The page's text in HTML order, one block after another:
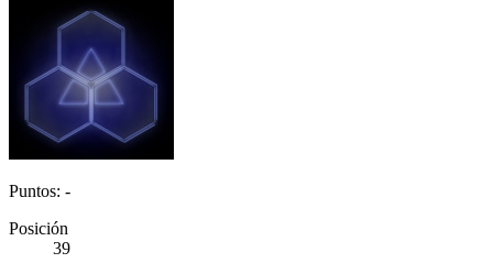
Puntos: -
Posición
39